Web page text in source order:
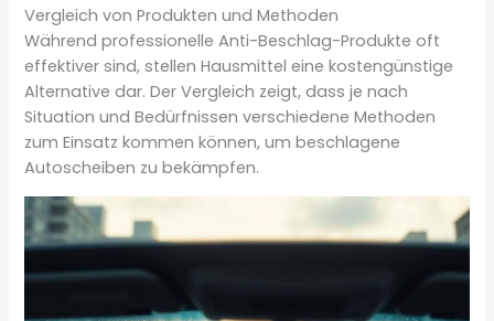
Vergleich von Produkten und Methoden
Während professionelle Anti-Beschlag-Produkte oft
effektiver sind, stellen Hausmittel eine kostengünstige
Alternative dar. Der Vergleich zeigt, dass je nach
Situation und Bedürfnissen verschiedene Methoden
zum Einsatz kommen können, um beschlagene
Autoscheiben zu bekämpfen.